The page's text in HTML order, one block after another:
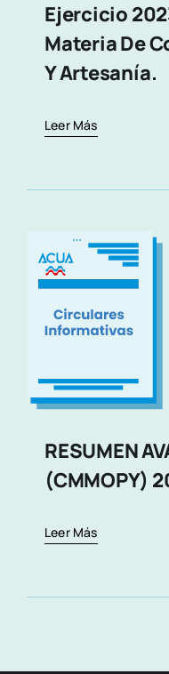
Ejercicio
Materia De
Y Artesanía.
Leer Más
RESUMEN
(CMMOPY)
Leer Más